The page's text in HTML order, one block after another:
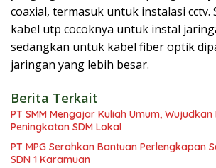
coaxial, termasuk untuk instalasi cctv.
kabel utp cocoknya untuk instal
sedangkan untuk kabel fiber optik
jaringan yang lebih besar.
Berita Terkait
PT SMM Mengajar Kuliah Umum,
Peningkatan SDM Lokal
PT MPG Serahkan Bantuan Perlengkapan
SDN 1 Karamuan